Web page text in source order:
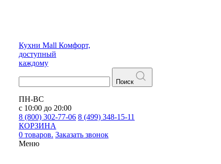
Кухни Mall Комфорт,
доступный
каждому
Поиск
ПН-ВС
с 10:00 до 20:00
8 (800) 302-77-06 8 (499) 348-15-11
КОРЗИНА
0 товаров. Заказать звонок
Меню